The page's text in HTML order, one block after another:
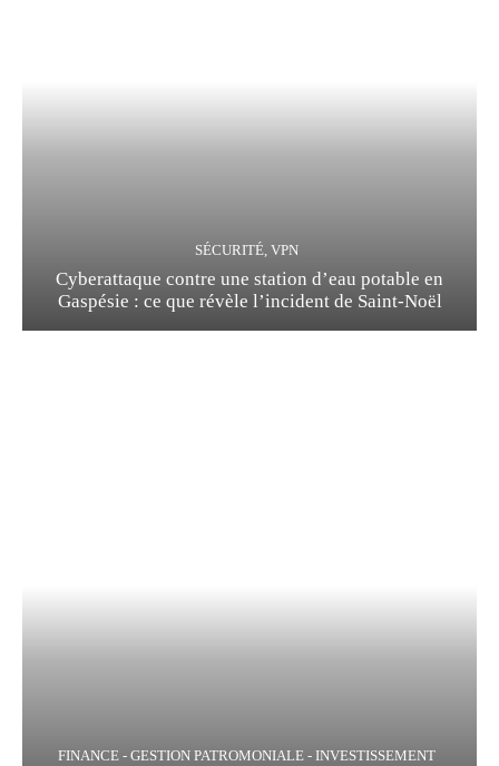
SÉCURITÉ, VPN
Cyberattaque contre une station d’eau potable en
Gaspésie : ce que révèle l’incident de Saint-Noël
FINANCE - GESTION PATROMONIALE - INVESTISSEMENT